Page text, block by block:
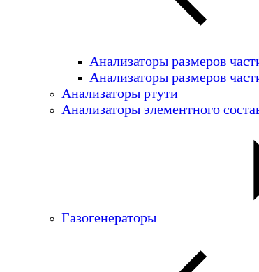
Анализаторы размеров
Анализаторы размеров
Анализаторы ртути
Анализаторы элементного
Газогенераторы